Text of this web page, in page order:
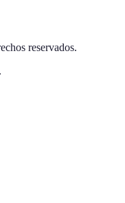
reservados.